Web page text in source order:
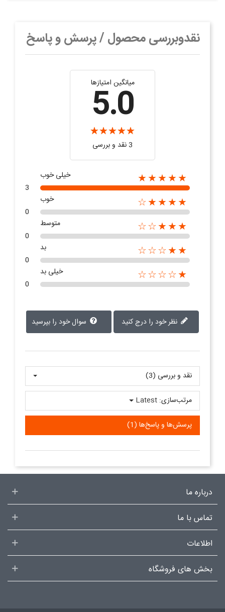
نقدوبررسی محصول / پرسش و پاسخ
میانگین امتیازها
5.0
3 نقد و بررسی‌‌
★★★★★
خیلی خوب
3
★★★★☆
خوب
0
★★★☆☆
متوسط
0
★★☆☆☆
بد
0
★☆☆☆☆
خیلی بد
0
سوال خود را بپرسید
نقد و بررسی‌‌ (3)
پرسش‌ها و پاسخ‌ها (1)
مرتب‌سازی: Latest
درباره ما
تماس با ما
اطلاعات
بخش های فروشگاه